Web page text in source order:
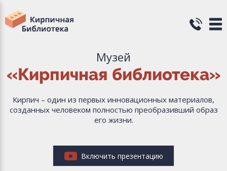
Музей
«Кирпичная библиотека»
Кирпич – один из первых инновационных материалов,
созданных человеком полностью преобразивший образ
его жизни.
Включить презентацию